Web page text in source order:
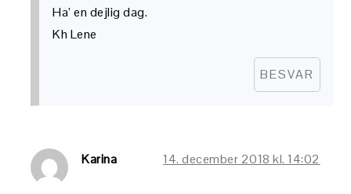
Ha’ en dejlig dag.
Kh Lene
BESVAR
Karina 14. december 2018 kl. 14:02